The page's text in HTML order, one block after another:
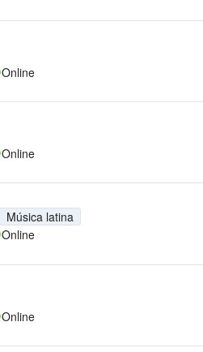
Online
Online
Música latina
Online
Online